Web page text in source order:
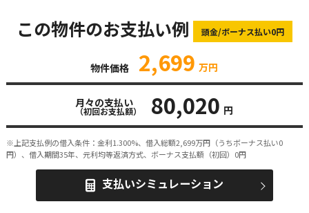
この物件のお支払い例 頭金/ボーナス払い0円
物件価格 2,699 万円
月々の支払い
（初回お支払額） 80,020 円
※上記支払例の借入条件：金利1.300%、借入総額2,699万円（うちボーナス払い0
円）、借入期間35年、元利均等返済方式、ボーナス支払額（初回）0円
支払いシミュレーション